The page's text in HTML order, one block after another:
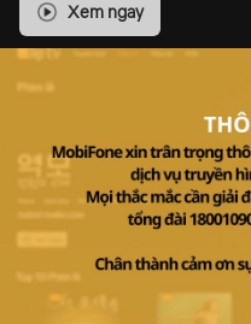
Xem ngay